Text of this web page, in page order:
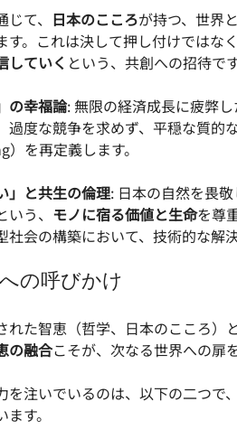
て、 日本のこころが持つ、世界
す。これは決して押し付けではな
していく という、共創への招待で
の幸福論: 無限の経済成長に疲弊
過度な競争を求めず、平穏な質
を再定義します。
」と共生の倫理: 日本の自然を畏
いう、 モノに宿る価値と生命を尊
社会の構築において、技術的な解
の呼びかけ
れた智恵（哲学、日本のこころ）
の融合こそが、次なる世界への扉
を注いでいるのは、以下の二つで
す。